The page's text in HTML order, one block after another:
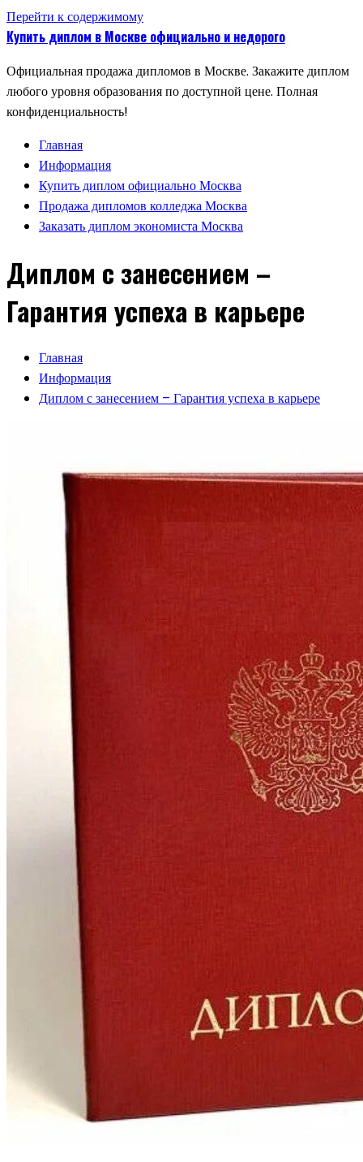
Перейти к содержимому
Купить диплом в Москве официально и недорого
Официальная продажа дипломов в Москве. Закажите диплом
любого уровня образования по доступной цене. Полная
конфиденциальность!
Главная
Информация
Купить диплом официально Москва
Продажа дипломов колледжа Москва
Заказать диплом экономиста Москва
Диплом с занесением –
Гарантия успеха в карьере
Главная
Информация
Диплом с занесением – Гарантия успеха в карьере